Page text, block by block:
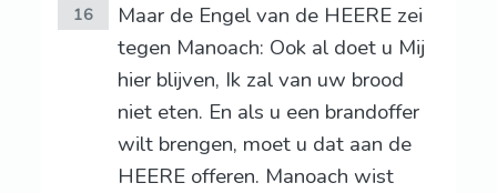
16
Maar de Engel van de HEERE zei
tegen Manoach: Ook al doet u Mij
hier blijven, Ik zal van uw brood
niet eten. En als u een brandoffer
wilt brengen, moet u dat aan de
HEERE offeren. Manoach wist